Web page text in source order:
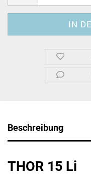
Beschreibung
THOR 15 Li